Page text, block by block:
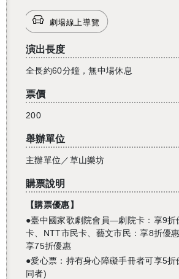
劇場線上導覽
演出長度
全長約60分鐘，無中場休息
票價
200
舉辦單位
主辦單位／草山樂坊
購票說明
【購票優惠】
●臺中國家歌劇院會員—劇院卡：享9折
卡、 NTT市民卡、藝文市民：享8折優
享75折優惠
●愛心票：持有身心障礙手冊者可享5折
同者)